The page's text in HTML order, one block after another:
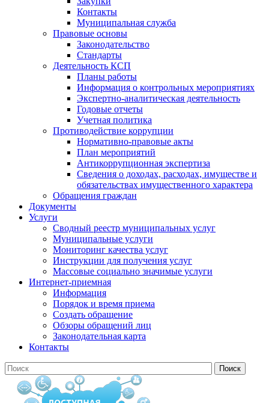
Контакты
Муниципальная служба
Правовые основы
Законодательство
Стандарты
Деятельность КСП
Планы работы
Информация о контрольных мероприятиях
Экспертно-аналитическая деятельность
Годовые отчеты
Учетная политика
Противодействие коррупции
Нормативно-правовые акты
План мероприятий
Антикоррупционная экспертиза
Сведения о доходах, расходах, имуществе и
обязательствах имущественного характера
Обращения граждан
Документы
Услуги
Сводный реестр муниципальных услуг
Муниципальные услуги
Мониторинг качества услуг
Инструкции для получения услуг
Массовые социально значимые услуги
Интернет-приемная
Информация
Порядок и время приема
Создать обращение
Обзоры обращений лиц
Законодательная карта
Контакты